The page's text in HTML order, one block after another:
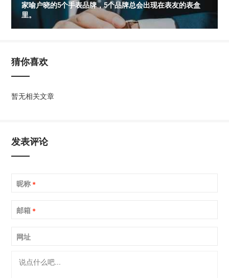
家喻户晓的5个手表品牌，5个品牌总会出现在表友的表盒
里。
猜你喜欢
暂无相关文章
发表评论
昵称 *
邮箱 *
网址